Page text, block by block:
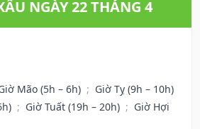
NGÀY 22 THÁNG 4
Mão (5h – 6h) ; Giờ Tỵ (9h – 10h)
; Giờ Tuất (19h – 20h) ; Giờ Hợi